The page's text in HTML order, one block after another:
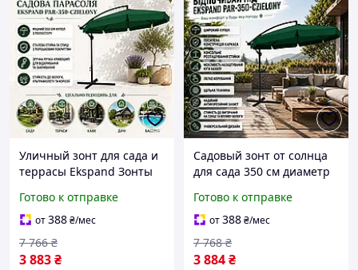
Уличный зонт для сада и
террасы Ekspand Зонты
диаметр Садовые зонты
для дачи 250 см высота
Готово к отправке
от388₴/мес
3 883₴
7 766 ₴
Садовый зонт от солнца
для сада 350 см диаметр
террасы 250 см высота
Зонты для летних кафе 8
спиц
Готово к отправке
от388₴/мес
3 884₴
7 768 ₴